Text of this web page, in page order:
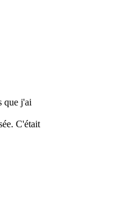
que j'ai
C'était